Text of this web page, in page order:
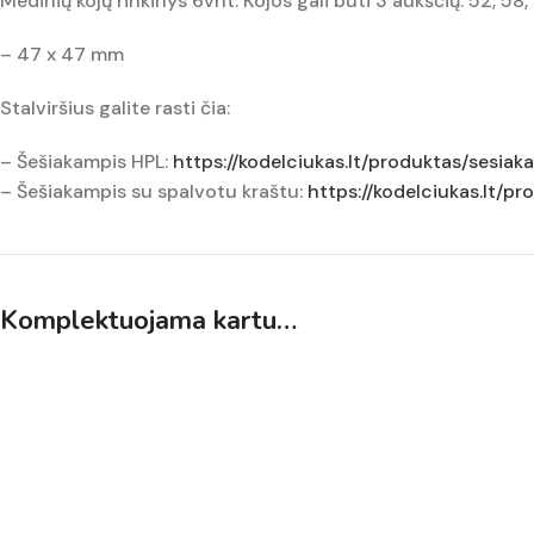
– 47 x 47 mm
Stalviršius galite rasti čia:
– Šešiakampis HPL: https://kodelciukas.lt/produktas/
– Šešiakampis su spalvotu kraštu: https://kodelciukas.lt/
Komplektuojama kartu…